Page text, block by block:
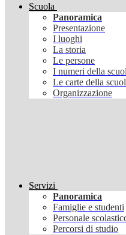
Scuola
Panoramica
Presentazione
I luoghi
La storia
Le persone
I numeri della
Le carte della
Organizzazione
Servizi
Panoramica
Famiglie e studenti
Personale
Percorsi di studio